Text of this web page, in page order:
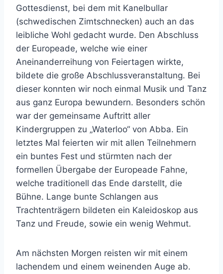
Gottesdienst, bei dem mit Kanelbullar
(schwedischen Zimtschnecken) auch an das
leibliche Wohl gedacht wurde. Den Abschluss
der Europeade, welche wie einer
Aneinanderreihung von Feiertagen wirkte,
bildete die große Abschlussveranstaltung. Bei
dieser konnten wir noch einmal Musik und Tanz
aus ganz Europa bewundern. Besonders schön
war der gemeinsame Auftritt aller
Kindergruppen zu „Waterloo“ von Abba. Ein
letztes Mal feierten wir mit allen Teilnehmern
ein buntes Fest und stürmten nach der
formellen Übergabe der Europeade Fahne,
welche traditionell das Ende darstellt, die
Bühne. Lange bunte Schlangen aus
Trachtenträgern bildeten ein Kaleidoskop aus
Tanz und Freude, sowie ein wenig Wehmut.
Am nächsten Morgen reisten wir mit einem
lachendem und einem weinenden Auge ab.